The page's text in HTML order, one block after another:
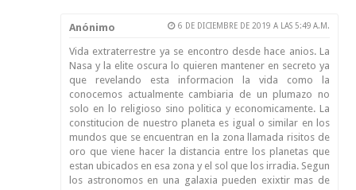
Anónimo 6 DE DICIEMBRE DE 2019 A LAS 5:49 A.M.
Vida extraterrestre ya se encontro desde hace anios. La
Nasa y la elite oscura lo quieren mantener en secreto ya
que revelando esta informacion la vida como la
conocemos actualmente cambiaria de un plumazo no
solo en lo religioso sino politica y economicamente. La
constitucion de nuestro planeta es igual o similar en los
mundos que se encuentran en la zona llamada risitos de
oro que viene hacer la distancia entre los planetas que
estan ubicados en esa zona y el sol que los irradia. Segun
los astronomos en una galaxia pueden exixtir mas de